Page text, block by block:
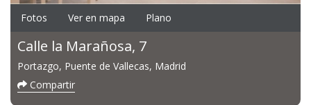
Fotos Ver en mapa Plano
Calle la Marañosa, 7
Portazgo, Puente de Vallecas, Madrid
Compartir